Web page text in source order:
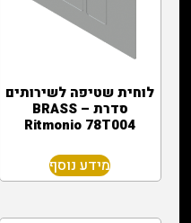
לוחית שטיפה לשירותים
סדרת BRASS –
Ritmonio 78T004
מידע נוסף